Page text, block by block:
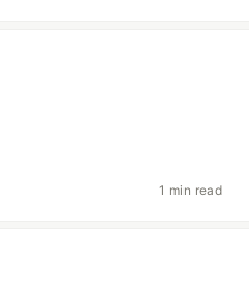
1 min read